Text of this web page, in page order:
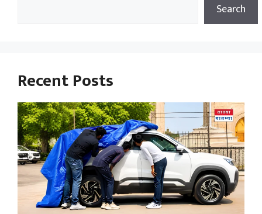
Search
Recent Posts